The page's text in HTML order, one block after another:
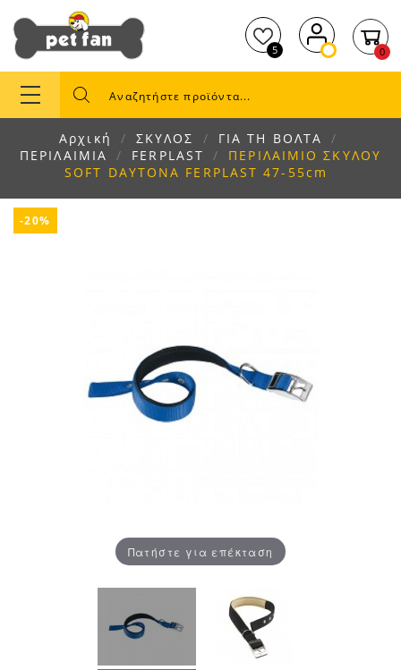
5 0
Αρχική ΣΚΥΛΟΣ
ΓΙΑ ΤΗ ΒΟΛΤΑ
ΠΕΡΙΛΑΙΜΙΑ
FERPLAST
ΠΕΡΙΛΑΙΜΙΟ ΣΚΥΛΟΥ
SOFT DAYTONA FERPLAST 47-55cm
-20%
Πατήστε για επέκταση